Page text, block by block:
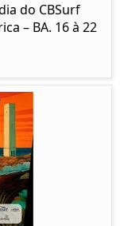
do CBSurf
– BA. 16 à 22